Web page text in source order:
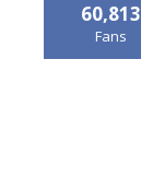
60,813
Fans